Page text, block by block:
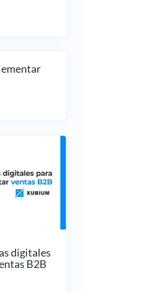
digitales
B2B